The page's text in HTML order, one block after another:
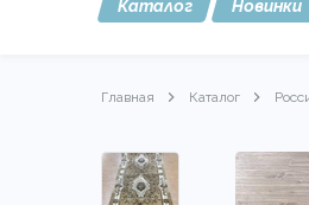
Каталог Новинки
Главная Каталог